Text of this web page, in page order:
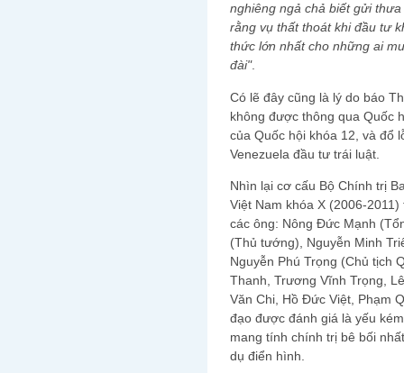
nghiêng ngả chả biết gửi
rằng vụ thất thoát khi đầu tư
thức lớn nhất cho những ai
đài".
Có lẽ đây cũng là lý do báo
không được thông qua Quốc
của Quốc hội khóa 12, và đổ
Venezuela đầu tư trái luật.
Nhìn lại cơ cấu Bộ Chính trị
Việt Nam khóa X (2006-
các ông: Nông Đức Mạnh
(Thủ tướng), Nguyễn Minh
Nguyễn Phú Trọng (Chủ tịch
Thanh, Trương Vĩnh Trọng,
Văn Chi, Hồ Đức Việt, Phạm
đạo được đánh giá là yếu
mang tính chính trị bê bối
dụ điển hình.